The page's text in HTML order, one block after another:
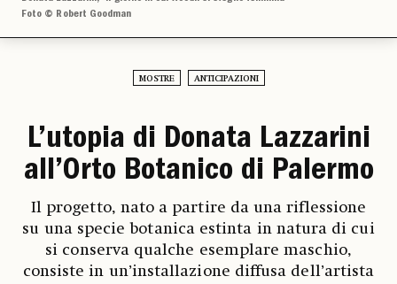
Foto © Robert Goodman
MOSTRE ANTICIPAZIONI
L’utopia di Donata Lazzarini
all’Orto Botanico di Palermo
Il progetto, nato a partire da una riflessione
su una specie botanica estinta in natura di cui
si conserva qualche esemplare maschio,
consiste in un’installazione diffusa dell’artista